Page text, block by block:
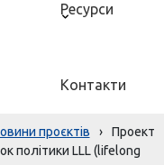
Ресурси
Контакти
проєктів ›
Проект
політики LLL (lifelong